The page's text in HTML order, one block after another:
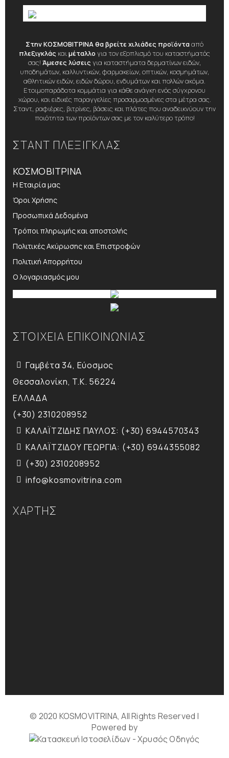
Στην ΚΟΣΜΟΒΙΤΡΙΝΑ θα βρείτε χιλιάδες προϊόντααπό
πλεξιγκλάς καιμέταλλο για τον εξοπλισμό του καταστήματός
σας! Άμεσες λύσεις για καταστήματα δερματίνων ειδών,
υποδημάτων, καλλυντικών, φαρμακείων, οπτικών, κοσμημάτων,
αθλητικών ειδών, ειδών δώρου, ενδυμάτων και πολλών ακόμα.
Ετοιμοπαράδοτα κομμάτια για κάθε ανάγκη ενός σύγχρονου
χώρου, και ειδικές παραγγελίες προσαρμοσμένες στα μέτρα σας.
Σταντ, ραφιέρες, βιτρίνες, βάσεις και πλάτες που αναδεικνύουν την
ποιότητα των προϊόντων σας με τον καλύτερο τρόπο!
ΣΤΑΝΤ ΠΛΕΞΙΓΚΛΑΣ
ΚΟΣΜΟΒΙΤΡΙΝΑ
Η Εταιρία μας
Όροι Χρήσης
Προσωπικά Δεδομένα
Τρόποι πληρωμής και αποστολής
Πολιτικές Ακύρωσης και Επιστροφών
Πολιτική Απορρήτου
Ο λογαριασμός μου
ΣΤΟΙΧΕΙΑ ΕΠΙΚΟΙΝΩΝΙΑΣ
Γαμβέτα 34, Εύοσμος
Θεσσαλονίκη, T.K. 56224
ΕΛΛΑΔΑ
(+30) 2310208952
ΚΑΛΑΪΤΖΙΔΗΣ ΠΑΥΛΟΣ: (+30) 6944570343
ΚΑΛΑΪΤΖΙΔΟΥ ΓΕΩΡΓΙΑ: (+30) 6944355082
(+30) 2310208952
info@kosmovitrina.com
ΧΑΡΤΗΣ
© 2020 KOSMOVITRINA, All Rights Reserved |
Powered by